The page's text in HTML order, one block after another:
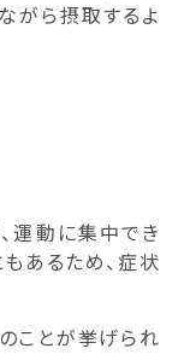
がら摂取するよ
運動に集中でき
あるため、症状
ことが挙げられ